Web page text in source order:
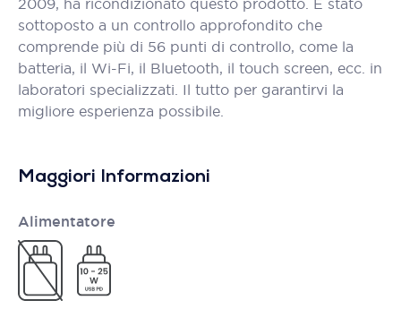
2009, ha ricondizionato questo prodotto. È stato
sottoposto a un controllo approfondito che
comprende più di 56 punti di controllo, come la
batteria, il Wi-Fi, il Bluetooth, il touch screen, ecc. in
laboratori specializzati. Il tutto per garantirvi la
migliore esperienza possibile.
Maggiori Informazioni
Alimentatore